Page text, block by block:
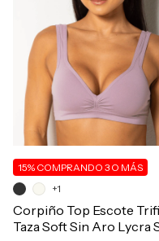
Corpiño Top Escote
Taza Soft Sin Aro Lycra
15% COMPRANDO 3 O MÁS
+1